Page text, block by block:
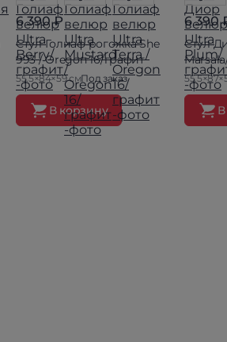
6 390 ₽
Стул Голиаф рогожка She
993 / Oregon 16/графит
55.5×84×59 смПод заказ
В корзину
6 390
Стул